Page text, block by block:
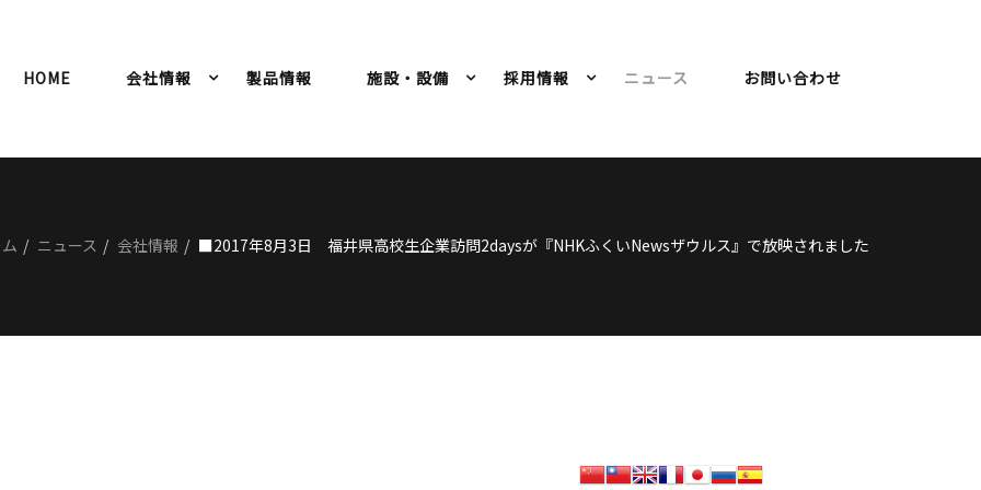
HOME 会社情報 製品情報 施設・設備 採用情報 ニュース お問い合わせ
ニュース 会社情報 ■2017年8月3日 福井県高校生企業訪問2daysが『NHKふくいNewsザウルス』で放映されました